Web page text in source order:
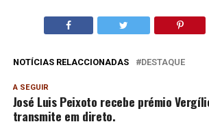
NOTÍCIAS RELACCIONADAS DESTAQUE
A SEGUIR
José Luis Peixoto recebe prémio
transmite em direto.